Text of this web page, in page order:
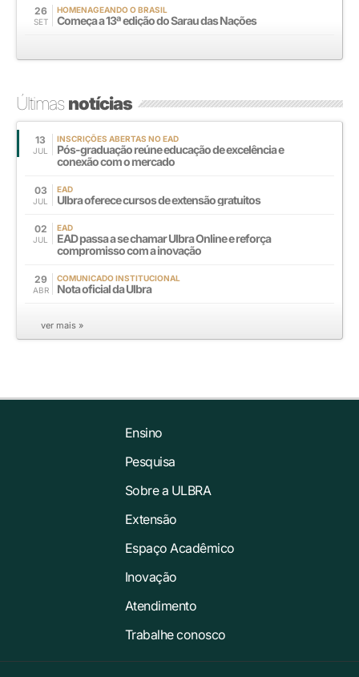
26
SET
HOMENAGEANDO O BRASIL
Começa a 13ª edição do Sarau das Nações
Últimasnotícias
13
JUL
INSCRIÇÕES ABERTAS NO EAD
Pós-graduação reúne educação de excelência e
conexão com o mercado
03
JUL
EAD
Ulbra oferece cursos de extensão gratuitos
02
JUL
EAD
EAD passa a se chamar Ulbra Online e reforça
compromisso com a inovação
29
ABR
COMUNICADO INSTITUCIONAL
Nota oficial da Ulbra
ver mais »
Ensino
Pesquisa
Sobre a ULBRA
Extensão
Espaço Acadêmico
Inovação
Atendimento
Trabalhe conosco